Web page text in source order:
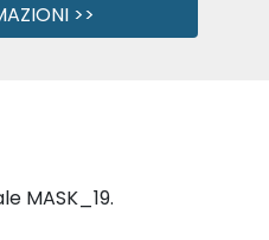
>>
MASK_19.